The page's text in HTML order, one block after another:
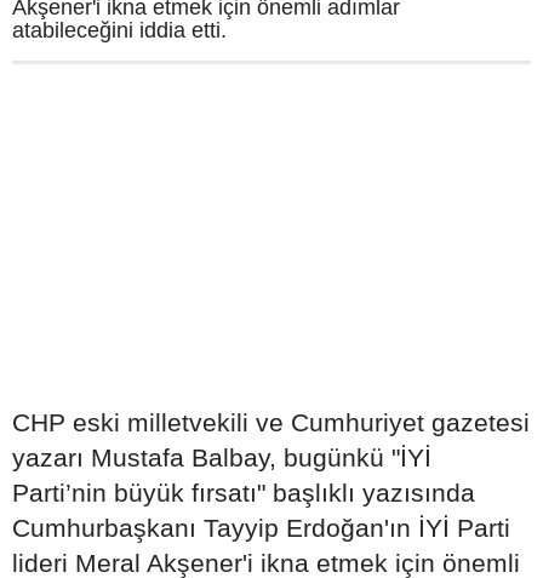
Akşener'i ikna etmek için önemli adımlar
atabileceğini iddia etti.
CHP eski milletvekili ve Cumhuriyet gazetesi
yazarı Mustafa Balbay, bugünkü "İYİ
Parti’nin büyük fırsatı" başlıklı yazısında
Cumhurbaşkanı Tayyip Erdoğan'ın İYİ Parti
lideri Meral Akşener'i ikna etmek için önemli